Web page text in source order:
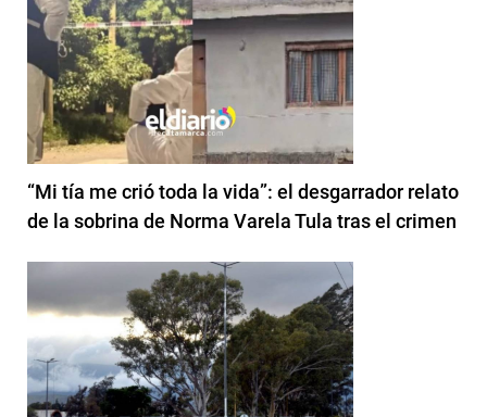
“Mi tía me crió toda la vida”: el desgarrador relato
de la sobrina de Norma Varela Tula tras el crimen